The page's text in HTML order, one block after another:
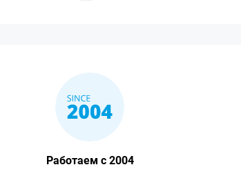
Работаем с 2004